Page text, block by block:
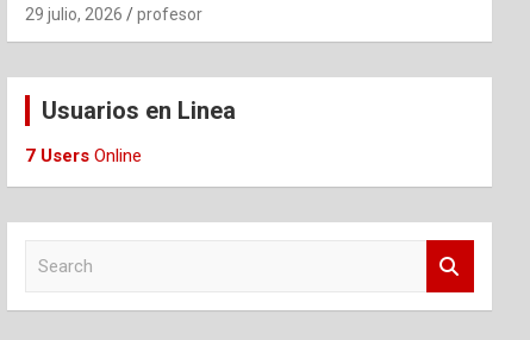
29 julio, 2026 profesor
Usuarios en Linea
7 Users Online